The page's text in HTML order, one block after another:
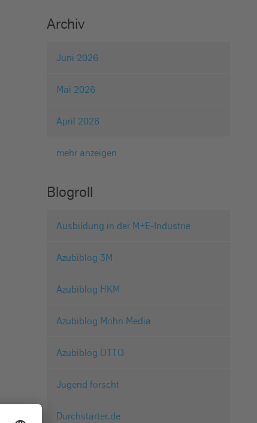
Archiv
Juni 2026
Mai 2026
April 2026
mehr anzeigen
Blogroll
Ausbildung in der M+E-Industrie
Azubiblog 3M
Azubiblog HKM
Azubiblog Mohn Media
Azubiblog OTTO
Jugend forscht
Durchstarter.de